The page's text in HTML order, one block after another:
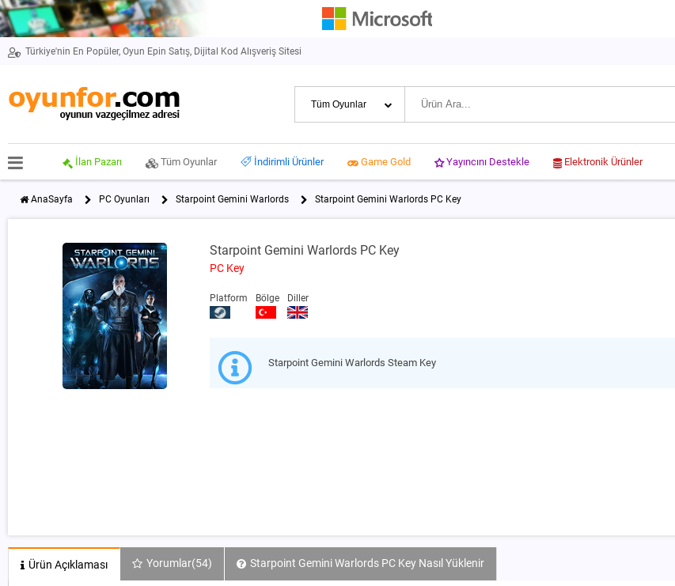
Türkiye'nin En Popüler, Oyun Epin Satış, Dijital Kod Alışveriş Sitesi
İlan Pazarı Tüm Oyunlar İndirimli Ürünler Game Gold Yayıncını Destekle Elektronik Ürünler
AnaSayfa PC Oyunları Starpoint Gemini Warlords Starpoint Gemini Warlords PC Key
Starpoint Gemini Warlords PC Key
PC Key
Platform Bölge Diller
Starpoint Gemini Warlords Steam Key
Ürün Açıklaması Yorumlar(54) Starpoint Gemini Warlords PC Key Nasıl Yüklenir